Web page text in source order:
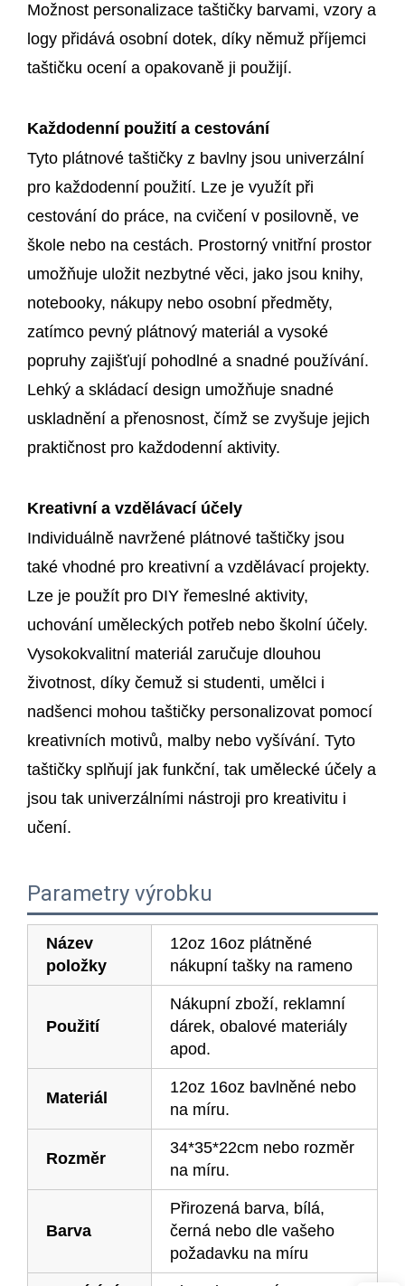
Možnost personalizace taštičky barvami, vzory a
logy přidává osobní dotek, díky němuž příjemci
taštičku ocení a opakovaně ji použijí.
Každodenní použití a cestování
Tyto plátnové taštičky z bavlny jsou univerzální
pro každodenní použití. Lze je využít při
cestování do práce, na cvičení v posilovně, ve
škole nebo na cestách. Prostorný vnitřní prostor
umožňuje uložit nezbytné věci, jako jsou knihy,
notebooky, nákupy nebo osobní předměty,
zatímco pevný plátnový materiál a vysoké
popruhy zajišťují pohodlné a snadné používání.
Lehký a skládací design umožňuje snadné
uskladnění a přenosnost, čímž se zvyšuje jejich
praktičnost pro každodenní aktivity.
Kreativní a vzdělávací účely
Individuálně navržené plátnové taštičky jsou
také vhodné pro kreativní a vzdělávací projekty.
Lze je použít pro DIY řemeslné aktivity,
uchování uměleckých potřeb nebo školní účely.
Vysokokvalitní materiál zaručuje dlouhou
životnost, díky čemuž si studenti, umělci i
nadšenci mohou taštičky personalizovat pomocí
kreativních motivů, malby nebo vyšívání. Tyto
taštičky splňují jak funkční, tak umělecké účely a
jsou tak univerzálními nástroji pro kreativitu i
učení.
Parametry výrobku
Název
položky
12oz 16oz plátněné
nákupní tašky na rameno
Použití
Nákupní zboží, reklamní
dárek, obalové materiály
apod.
Materiál
12oz 16oz bavlněné nebo
na míru.
Rozměr
34*35*22cm nebo rozměr
na míru.
Barva
Přirozená barva, bílá,
černá nebo dle vašeho
požadavku na míru